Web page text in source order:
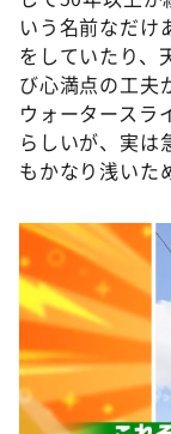
いう名前なだけ
をしていたり、
び心満点の工夫
ウォータース
らしいが、実は
もかなり浅いた